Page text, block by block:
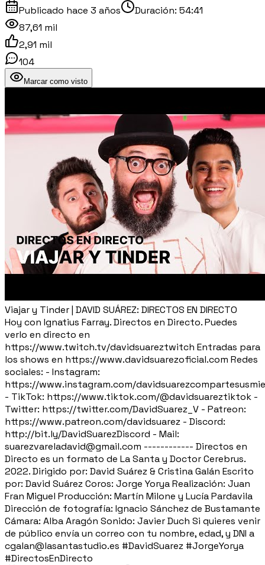
Publicado hace 3 años Duración: 54:41
87,61 mil
2,91 mil
104
Marcar como visto
Viajar y Tinder | DAVID SUÁREZ: DIRECTOS EN DIRECTO
Hoy con Ignatius Farray. Directos en Directo. Puedes
verlo en directo en
https://www.twitch.tv/davidsuareztwitch Entradas para
los shows en https://www.davidsuarezoficial.com Redes
sociales: - Instagram:
https://www.instagram.com/
- TikTok: https://www.tiktok.com/@davidsuareztiktok -
Twitter: https://twitter.com/DavidSuarez_V - Patreon:
https://www.patreon.com/davidsuarez - Discord:
http://bit.ly/DavidSuarezDiscord - Mail:
suarezvareladavid@gmail.com ------------ Directos en
Directo es un formato de La Santa y Doctor Cerebrus.
2022. Dirigido por: David Suárez & Cristina Galán Escrito
por: David Suárez Coros: Jorge Yorya Realización: Juan
Fran Miguel Producción: Martín Milone y Lucía Pardavila
Dirección de fotografía: Ignacio Sánchez de Bustamante
Cámara: Alba Aragón Sonido: Javier Duch Si quieres venir
de público envía un correo con tu nombre, edad, y DNI a
cgalan@lasantastudio.es #DavidSuarez #JorgeYorya
#DirectosEnDirecto